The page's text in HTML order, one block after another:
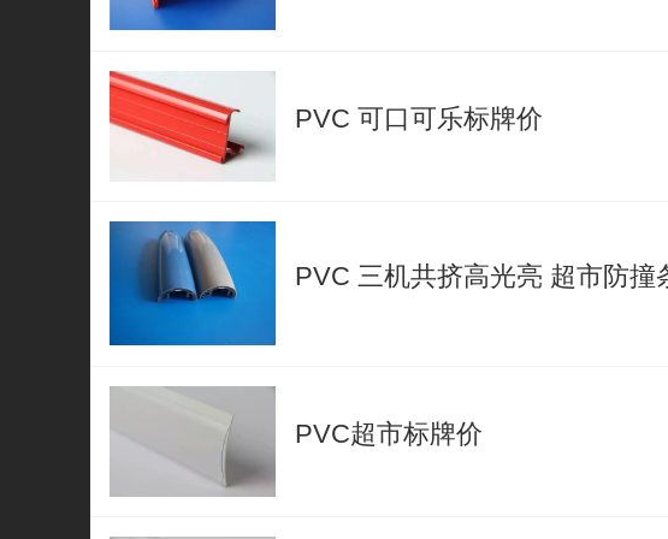
PVC 可口可乐标牌价
PVC 三机共挤高光亮 超市防撞
PVC超市标牌价